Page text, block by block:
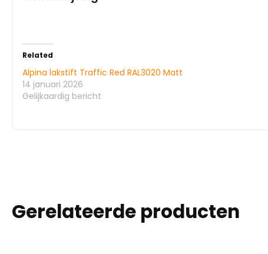
Related
Alpina lakstift Traffic Red RAL3020 Matt
14 januari 2026
Gelijkaardig bericht
Gerelateerde producten